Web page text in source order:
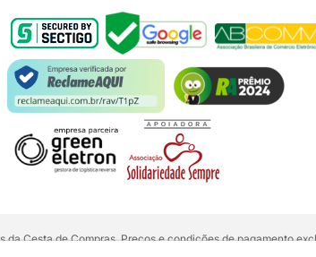
Cesta de Compras. Preços e condições de pagamento
produto, entre em contato com o nosso canal de